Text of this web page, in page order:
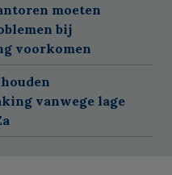
moeten
bij
voorkomen
vanwege lage